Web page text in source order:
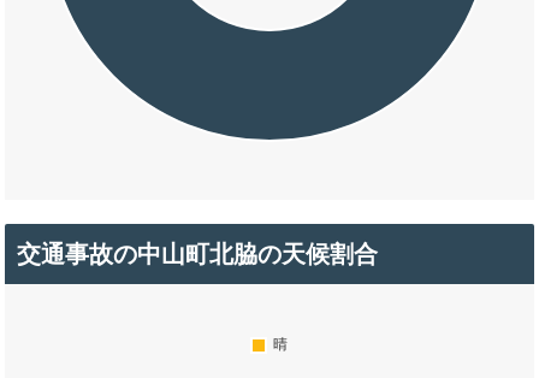
交通事故の中山町北脇の天候割合